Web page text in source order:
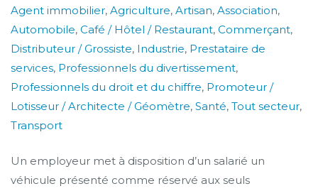
Agent immobilier, Agriculture, Artisan, Association,
Automobile, Café / Hôtel / Restaurant, Commerçant,
Distributeur / Grossiste, Industrie, Prestataire de
services, Professionnels du divertissement,
Professionnels du droit et du chiffre, Promoteur /
Lotisseur / Architecte / Géomètre, Santé, Tout secteur,
Transport
Un employeur met à disposition d’un salarié un
véhicule présenté comme réservé aux seuls